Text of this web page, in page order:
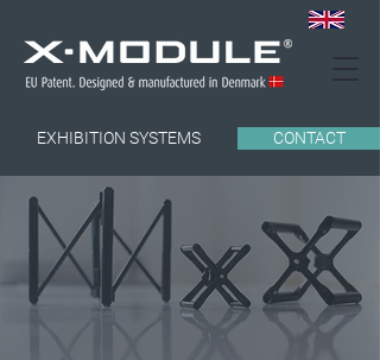
EXHIBITION SYSTEMS CONTACT